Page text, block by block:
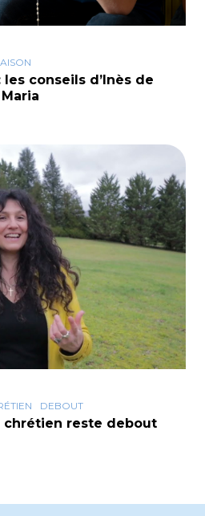
conseils d’Inès de
DEBOUT
chrétien reste debout